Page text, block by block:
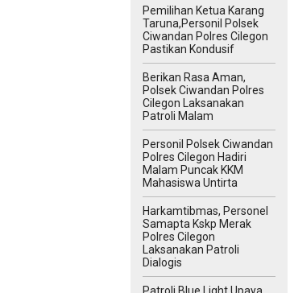
Pemilihan Ketua Karang
Taruna,Personil Polsek
Ciwandan Polres Cilegon
Pastikan Kondusif
Berikan Rasa Aman,
Polsek Ciwandan Polres
Cilegon Laksanakan
Patroli Malam
Personil Polsek Ciwandan
Polres Cilegon Hadiri
Malam Puncak KKM
Mahasiswa Untirta
Harkamtibmas, Personel
Samapta Kskp Merak
Polres Cilegon
Laksanakan Patroli
Dialogis